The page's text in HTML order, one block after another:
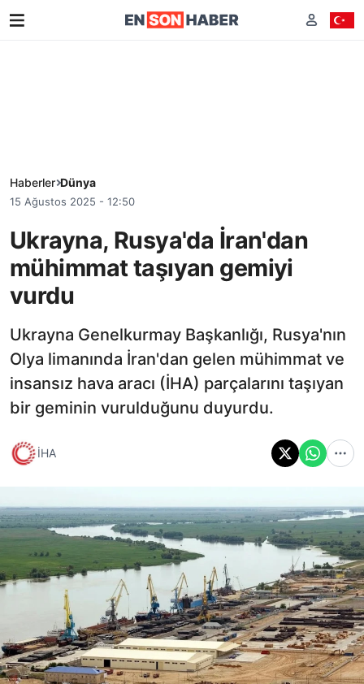
Haberler Dünya
15 Ağustos 2025 - 12:50
Ukrayna, Rusya'da İran'dan
mühimmat taşıyan gemiyi
vurdu
Ukrayna Genelkurmay Başkanlığı, Rusya'nın
Olya limanında İran'dan gelen mühimmat ve
insansız hava aracı (İHA) parçalarını taşıyan
bir geminin vurulduğunu duyurdu.
İHA